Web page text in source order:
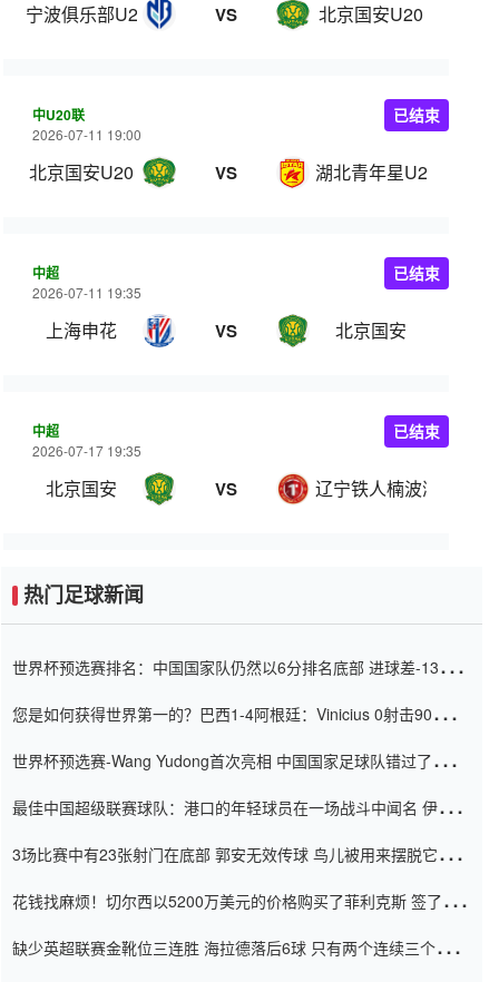
宁波俱乐部U20 VS 北京国安U20
中U20联
2026-07-11 19:00
北京国安U20 VS 湖北青年星U20
已结束
中超
2026-07-11 19:35
上海申花 VS 北京国安
已结束
中超
2026-07-17 19:35
北京国安 VS 辽宁铁人楠波湾
已结束
热门足球新闻
世界杯预选赛排名：中国国家队仍然以6分排名底部 进球差-13令人
您是如何获得世界第一的？巴西1-4阿根廷：Vinicius 0射击90分钟
世界杯预选赛-Wang Yudong首次亮相 中国国家足球队错过了世界
最佳中国超级联赛球队：港口的年轻球员在一场战斗中闻名 伊万放
3场比赛中有23张射门在底部 郭安无效传球 鸟儿被用来摆脱它
花钱找麻烦！切尔西以5200万美元的价格购买了菲利克斯 签了7年
缺少英超联赛金靴位三连胜 海拉德落后6球 只有两个连续三个连续